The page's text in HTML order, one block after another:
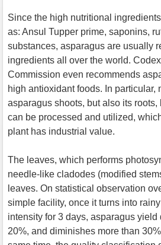
Since the high nutritional
as: Ansul Tupper prime, saponins,
substances, asparagus are usually
ingredients all over the world.
Commission even recommends
high antioxidant foods. In particular,
asparagus shoots, but also its
can be processed and utilized,
plant has industrial value.
The leaves, which performs
needle-like cladodes (modified
leaves. On statistical observation
simple facility, once it turns into
intensity for 3 days, asparagus
20%, and diminishes more than